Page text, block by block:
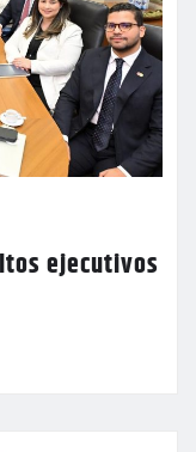
ejecutivos